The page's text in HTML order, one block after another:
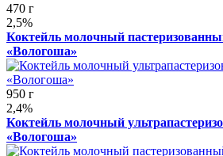
470 г
2,5%
Коктейль молочный
«Вологоша»
950 г
2,4%
Коктейль молочный
«Вологоша»